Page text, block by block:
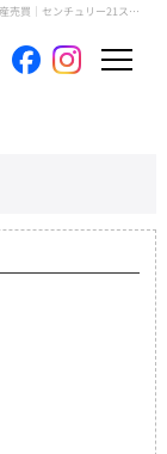
世田谷区下馬戸建ての不動産売却実績 | 東京都心及び城南エリアの不動産売買｜センチュリー21スミカ・クリエイト